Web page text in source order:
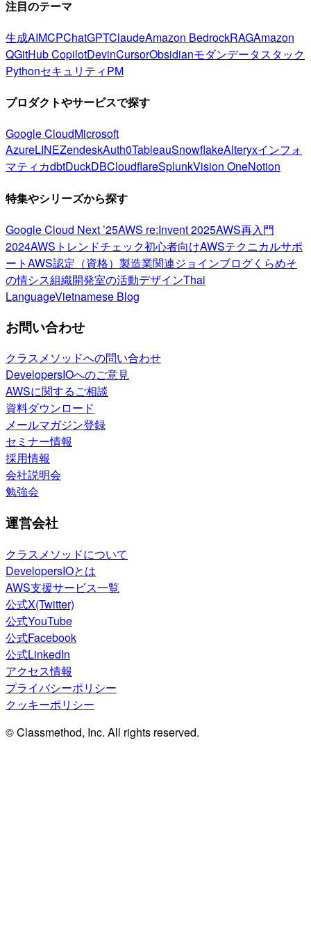
注目のテーマ
生成AIMCPChatGPTClaudeAmazon BedrockRAGAmazon
QGitHub CopilotDevinCursorObsidianモダンデータスタック
PythonセキュリティPM
プロダクトやサービスで探す
Google CloudMicrosoft
AzureLINEZendeskAuth0TableauSnowflakeAlteryxインフォ
マティカdbtDuckDBCloudflareSplunkVision OneNotion
特集やシリーズから探す
Google Cloud Next ’25AWS re:Invent 2025AWS再入門
2024AWSトレンドチェック初心者向けAWSテクニカルサポ
ートAWS認定（資格） 製造業関連ジョインブログくらめそ
の情シス組織開発室の活動デザインThai
LanguageVietnamese Blog
お問い合わせ
クラスメソッドへの問い合わせ
DevelopersIOへのご意見
AWSに関するご相談
資料ダウンロード
メールマガジン登録
セミナー情報
採用情報
会社説明会
勉強会
運営会社
クラスメソッドについて
DevelopersIOとは
AWS支援サービス一覧
公式X(Twitter)
公式YouTube
公式Facebook
公式LinkedIn
アクセス情報
プライバシーポリシー
クッキーポリシー
© Classmethod, Inc. All rights reserved.